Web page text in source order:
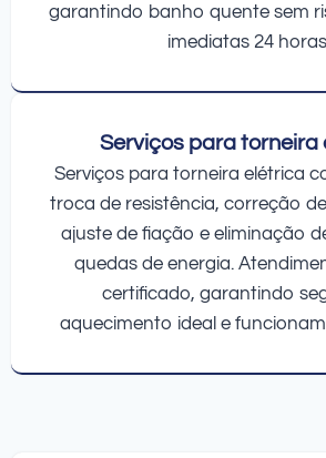
garantindo banho quente sem
imediatas 24
Serviços para torneira
Serviços para torneira elétrica
troca de resistência, correção
ajuste de fiação e eliminação
quedas de energia.
certificado, garantindo
aquecimento ideal e